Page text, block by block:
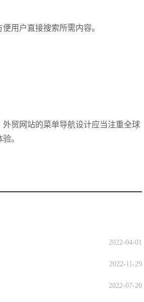
用户直接搜索所需内容。
贸网站的菜单导航设计应当注重全球
。
2022-04-01
2022-11-29
2022-07-20